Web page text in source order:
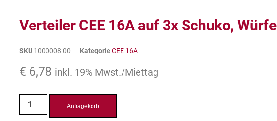
Verteiler CEE 16A auf 3x Schuko, Würfel
SKU 1000008.00 KategorieCEE 16A
€ 6,78 inkl. 19% Mwst./Miettag
Anfragekorb